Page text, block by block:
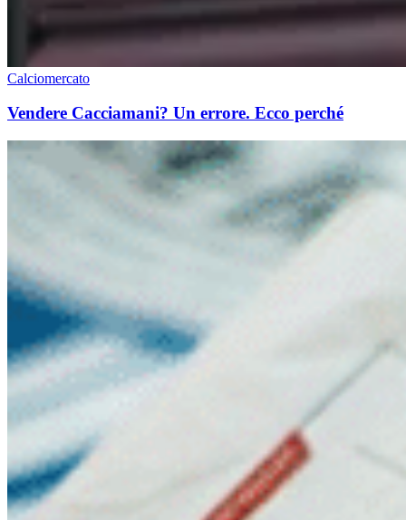
Calciomercato
Vendere Cacciamani? Un errore. Ecco perché